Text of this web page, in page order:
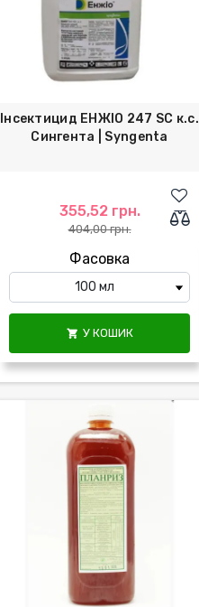
Інсектицид ЕНЖІО 247 SC к.с.
Сингента | Syngenta
355,52 грн.
404,00 грн.
Фасовка
 У КОШИК